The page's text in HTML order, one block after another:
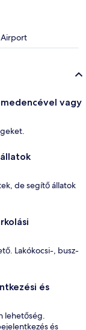
Airport
vagy
de segítő állatok
Lakókocsi-, busz-
és
lehetőség.
és